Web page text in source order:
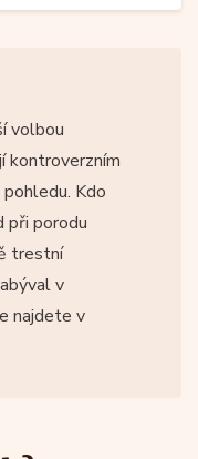
volbou
kontroverzním
Kdo
při porodu
trestní
v
najdete v